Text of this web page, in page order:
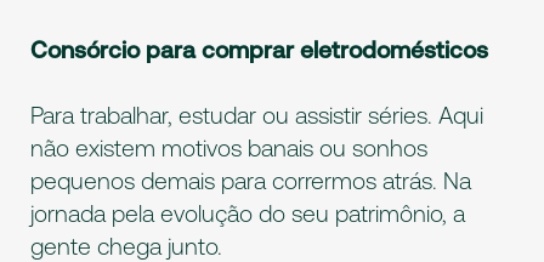
Consórcio para comprar eletrodomésticos
Para trabalhar, estudar ou assistir séries. Aqui
não existem motivos banais ou sonhos
pequenos demais para corrermos atrás. Na
jornada pela evolução do seu patrimônio, a
gente chega junto.